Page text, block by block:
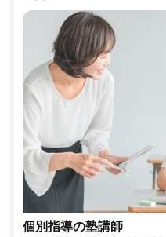
個別指導の塾講師